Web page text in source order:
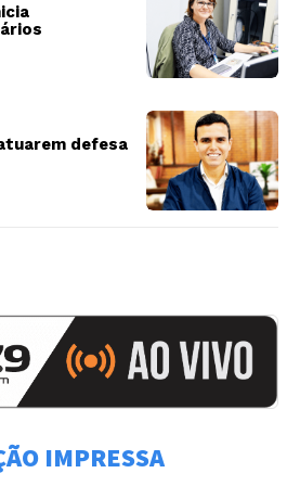
defesa
IMPRESSA